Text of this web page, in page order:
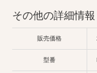
その他の詳細情報
販売価格
型番